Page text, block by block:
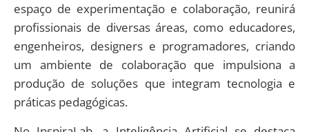
espaço de experimentação e colaboração, reunirá
profissionais de diversas áreas, como educadores,
engenheiros, designers e programadores, criando
um ambiente de colaboração que impulsiona a
produção de soluções que integram tecnologia e
práticas pedagógicas.